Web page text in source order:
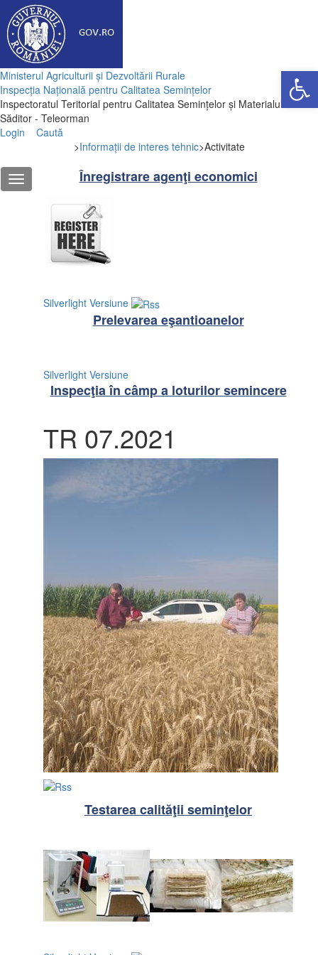
Deschide
Ministerul Agriculturii și Dezvoltării Rurale
Inspecția Națională pentru Calitatea Semințelor
Inspectoratul Teritorial pentru Calitatea Semințelor și Materialului
Săditor - Teleorman
Login
Caută
>Informații de interes tehnic>Activitate
Înregistrare agenţi economici
Silverlight Versiune
Prelevarea eşantioanelor
Silverlight Versiune
Inspecţia în câmp a loturilor semincere
TR 07.2021
Testarea calităţii seminţelor